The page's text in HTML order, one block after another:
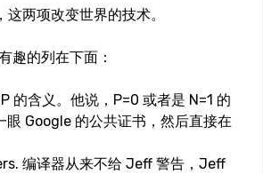
两项改变世界的技术。
趣的列在下面：
的含义。他说，P=0 或者是 N=1 的
Google 的公共证书，然后直接在
编译器从来不给 Jeff 警告，Jeff